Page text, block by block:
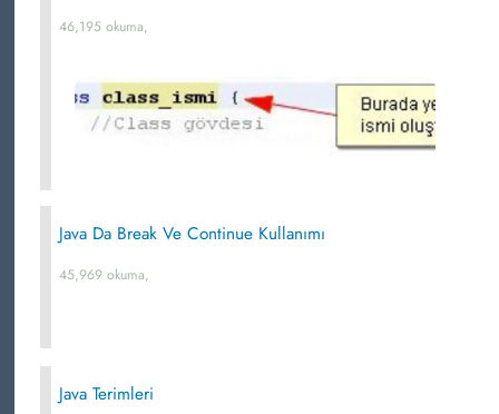
46,195 okuma,
Java Da Break Ve Continue Kullanımı
45,969 okuma,
Java Terimleri